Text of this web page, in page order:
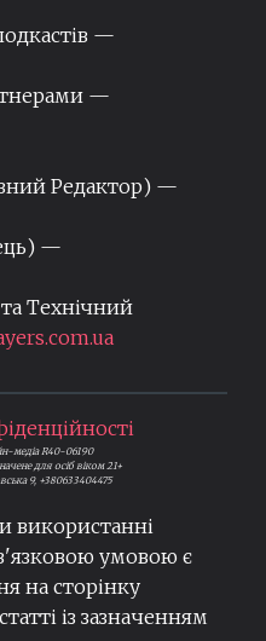
—
—
Редактор) —
—
Технічний
медіа R40-06190
для осіб віком 21+
9, +380633404475
використанні
умовою є
на сторінку
із зазначенням